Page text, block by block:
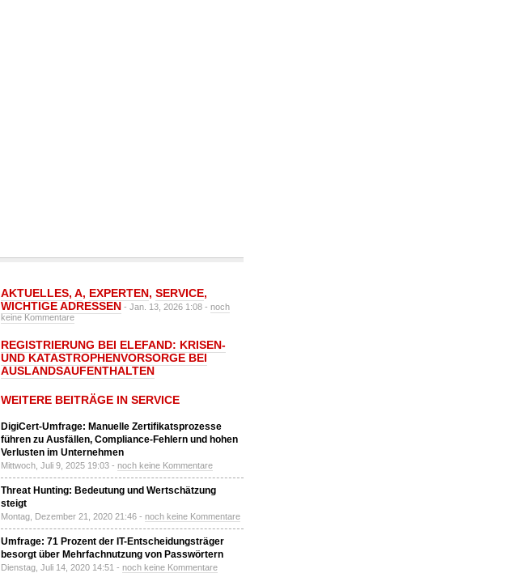
AKTUELLES, A, EXPERTEN, SERVICE,
WICHTIGE ADRESSEN - Jan. 13, 2026 1:08 - noch
keine Kommentare
REGISTRIERUNG BEI ELEFAND: KRISEN-
UND KATASTROPHENVORSORGE BEI
AUSLANDSAUFENTHALTEN
WEITERE BEITRÄGE IN SERVICE
DigiCert-Umfrage: Manuelle Zertifikatsprozesse
führen zu Ausfällen, Compliance-Fehlern und hohen
Verlusten im Unternehmen
Mittwoch, Juli 9, 2025 19:03 - noch keine Kommentare
Threat Hunting: Bedeutung und Wertschätzung
steigt
Montag, Dezember 21, 2020 21:46 - noch keine Kommentare
Umfrage: 71 Prozent der IT-Entscheidungsträger
besorgt über Mehrfachnutzung von Passwörtern
Dienstag, Juli 14, 2020 14:51 - noch keine Kommentare